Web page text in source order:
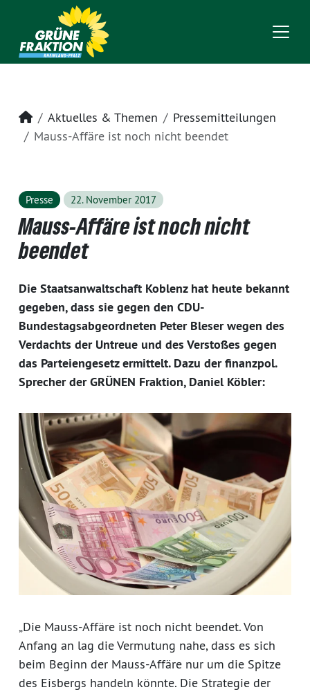
Startseite
Aktuelles & Themen
Pressemitteilungen
Mauss-Affäre ist noch nicht beendet
Presse 22. November 2017
Mauss-Affäre ist noch nicht
beendet
Die Staatsanwaltschaft Koblenz hat heute bekannt
gegeben, dass sie gegen den CDU-
Bundestagsabgeordneten Peter Bleser wegen des
Verdachts der Untreue und des Verstoßes gegen
das Parteiengesetz ermittelt. Dazu der finanzpol.
Sprecher der GRÜNEN Fraktion, Daniel Köbler:
„Die Mauss-Affäre ist noch nicht beendet. Von
Anfang an lag die Vermutung nahe, dass es sich
beim Beginn der Mauss-Affäre nur um die Spitze
des Eisbergs handeln könnte. Die Strategie der